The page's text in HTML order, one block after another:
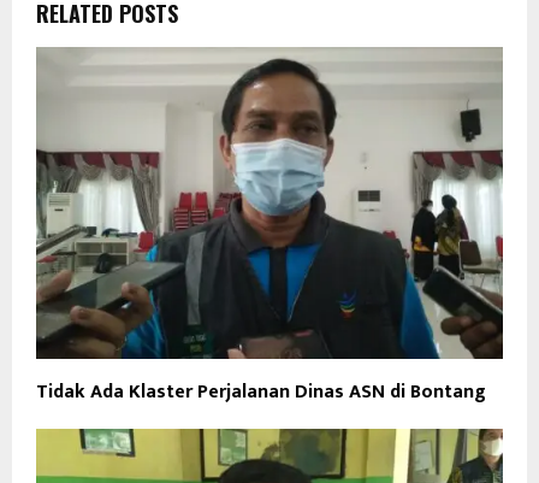
RELATED POSTS
Tidak Ada Klaster Perjalanan Dinas ASN di Bontang